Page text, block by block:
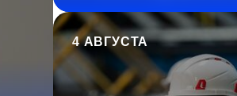
4 АВГУСТА